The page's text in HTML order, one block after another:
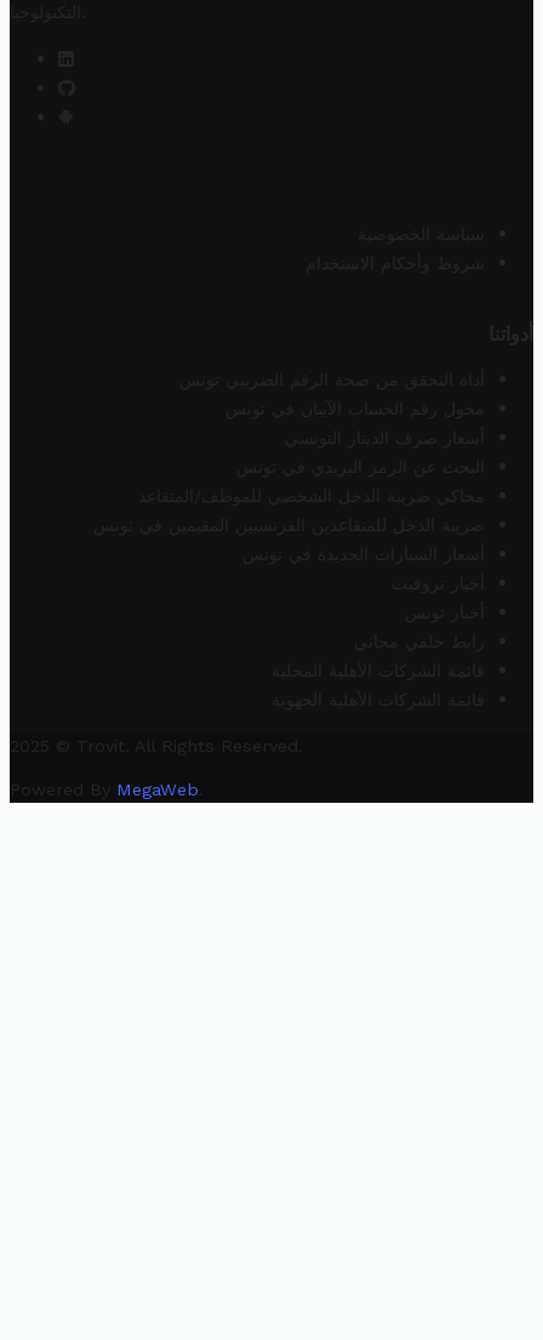
التكنولوجيا
سياسة الخصوصية
شروط وأحكام الاستخدام
أدواتنا
أداة التحقق من صحة الرقم الضريبي تونس
محول رقم الحساب الآيبان في تونس
أسعار صرف الدينار التونسي
البحث عن الرمز البريدي في تونس
محاكي ضريبة الدخل الشخصي للموظف/المتقاعد
ضريبة الدخل للمتقاعدين الفرنسيين المقيمين في تونس
أسعار السيارات الجديدة في تونس
أخبار تروفيت
أخبار تونس
رابط خلفي مجاني
قائمة الشركات الأهلية المحلية
قائمة الشركات الأهلية الجهوية
2025 © Trovit. All Rights Reserved.
Powered By MegaWeb